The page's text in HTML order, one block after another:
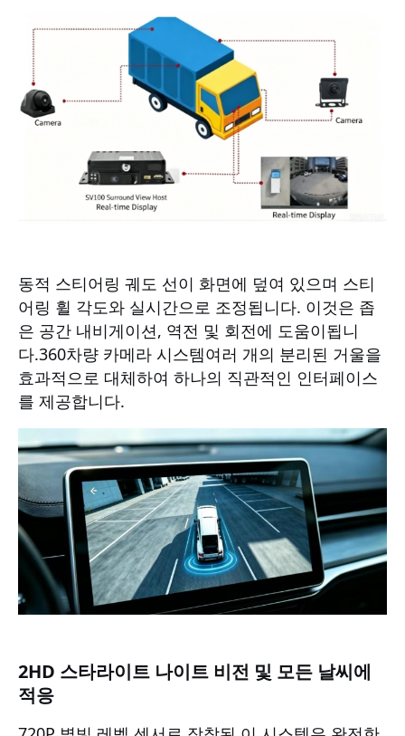
동적 스티어링 궤도 선이 화면에 덮여 있으며 스티
어링 휠 각도와 실시간으로 조정됩니다. 이것은 좁
은 공간 내비게이션, 역전 및 회전에 도움이됩니
다.360차량 카메라 시스템여러 개의 분리된 거울을
효과적으로 대체하여 하나의 직관적인 인터페이스
를 제공합니다.
2HD 스타라이트 나이트 비전 및 모든 날씨에
적응